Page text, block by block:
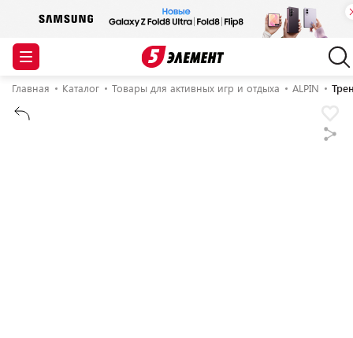
Главная Каталог Товары для активных игр и отдыха ALPIN